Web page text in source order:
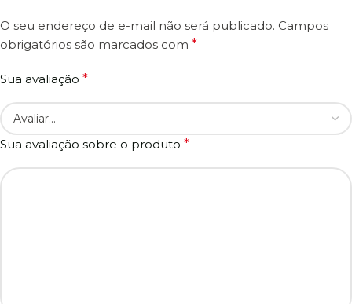
O seu endereço de e-mail não será publicado. Campos
obrigatórios são marcados com *
Sua avaliação *
Sua avaliação sobre o produto *